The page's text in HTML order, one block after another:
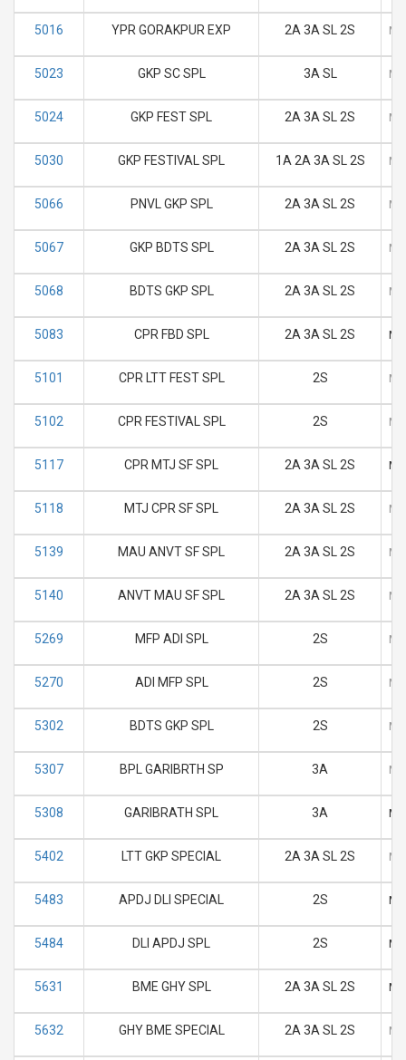
5016 YPR GORAKPUR EXP 2A 3A SL 2S M
5023 GKP SC SPL 3A SL M
5024 GKP FEST SPL 2A 3A SL 2S M
5030 GKP FESTIVAL SPL 1A 2A 3A SL 2S M
5066 PNVL GKP SPL 2A 3A SL 2S M
5067 GKP BDTS SPL 2A 3A SL 2S M
5068 BDTS GKP SPL 2A 3A SL 2S M
5083 CPR FBD SPL 2A 3A SL 2S M
5101 CPR LTT FEST SPL 2S M
5102 CPR FESTIVAL SPL 2S M
5117 CPR MTJ SF SPL 2A 3A SL 2S M
5118 MTJ CPR SF SPL 2A 3A SL 2S M
5139 MAU ANVT SF SPL 2A 3A SL 2S M
5140 ANVT MAU SF SPL 2A 3A SL 2S M
5269 MFP ADI SPL 2S M
5270 ADI MFP SPL 2S M
5302 BDTS GKP SPL 2S M
5307 BPL GARIBRTH SP 3A M
5308 GARIBRATH SPL 3A M
5402 LTT GKP SPECIAL 2A 3A SL 2S M
5483 APDJ DLI SPECIAL 2S M
5484 DLI APDJ SPL 2S M
5631 BME GHY SPL 2A 3A SL 2S M
5632 GHY BME SPECIAL 2A 3A SL 2S M